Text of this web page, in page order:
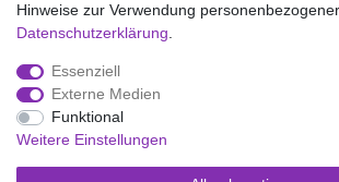
Impressum Daten­schutz­erklärung
Widerrufs­recht
Hinweise zur Verwendung
Daten­schutz­erklärung
Essenziell
Externe Medien
Funktional
Weitere Einstellungen